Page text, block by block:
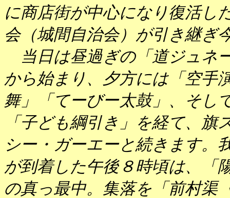
に商店街が中心になり復活し
会（城間自治会）が引き継ぎ
当日は昼過ぎの「道ジュネ
から始まり、夕方には「空手
舞」「てーびー太鼓」、そし
「子ども綱引き」を経て、旗
シー・ガーエーと続きます。
が到着した午後８時頃は、「
の真っ最中。集落を「前村渠